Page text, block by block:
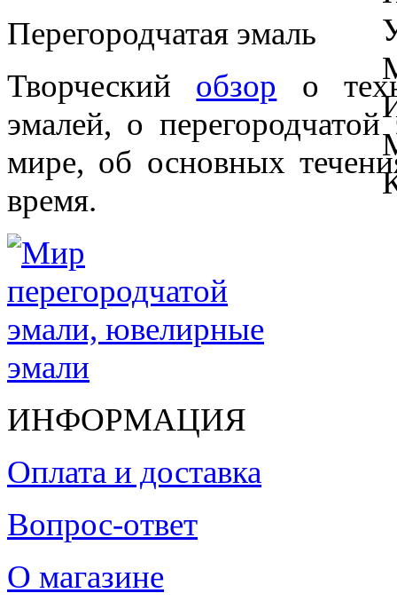
Перегородчатая эмаль
Творческий обзор о
эмалей, о
мире, об основных
время.
ИНФОРМАЦИЯ
Оплата и доставка
Вопрос-ответ
О магазине